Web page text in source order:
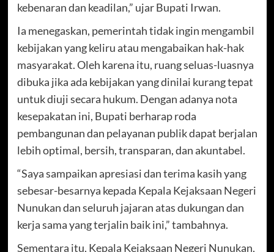
kebenaran dan keadilan,” ujar Bupati Irwan.
Ia menegaskan, pemerintah tidak ingin mengambil
kebijakan yang keliru atau mengabaikan hak-hak
masyarakat. Oleh karena itu, ruang seluas-luasnya
dibuka jika ada kebijakan yang dinilai kurang tepat
untuk diuji secara hukum. Dengan adanya nota
kesepakatan ini, Bupati berharap roda
pembangunan dan pelayanan publik dapat berjalan
lebih optimal, bersih, transparan, dan akuntabel.
“Saya sampaikan apresiasi dan terima kasih yang
sebesar-besarnya kepada Kepala Kejaksaan Negeri
Nunukan dan seluruh jajaran atas dukungan dan
kerja sama yang terjalin baik ini,” tambahnya.
Sementara itu, Kepala Kejaksaan Negeri Nunukan,